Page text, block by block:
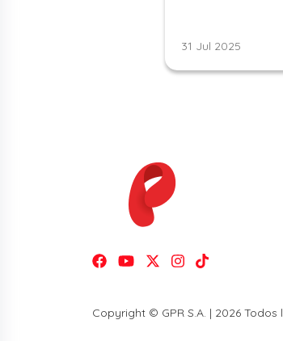
31 Jul 2025
Copyright © GPR S.A. | 2026